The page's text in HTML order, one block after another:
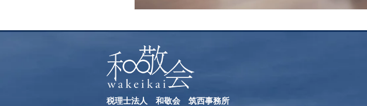
税理士法人 和敬会 筑西事務所